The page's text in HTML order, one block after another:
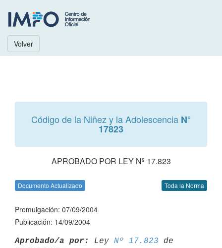
Volver
Código de la Niñez y la Adolescencia N°
17823
APROBADO POR LEY Nº 17.823
Documento Actualizado Toda la Norma
Promulgación: 07/09/2004
Publicación: 14/09/2004
Aprobado/a por: Ley Nº 17.823 de